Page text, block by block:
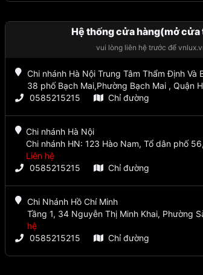
Hệ thống cửa hàng(mở
vui lòng liên hệ trước để
Chi nhánh Hà Nội Trung Tâm Thẩm Định Và
38 phố Bạch Mai,Phường Bạch Mai , Quận
0585215215
Chỉ đường
Chi nhánh Hà Nội
Chi nhánh HN: 123 Hào Nam, Tổ dân phố
Liên hệ
0585215215
Chỉ đường
Chi Nhánh Hồ Chí Minh
Tầng 1, 34 Nguyễn Thị Minh Khai, Phường
hệ
0585215215
Chỉ đường